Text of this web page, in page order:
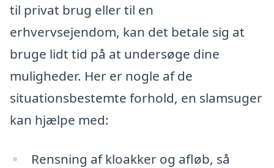
til privat brug eller til en
erhvervsejendom, kan det betale sig at
bruge lidt tid på at undersøge dine
muligheder. Her er nogle af de
situationsbestemte forhold, en slamsuger
kan hjælpe med:
Rensning af kloakker og afløb, så